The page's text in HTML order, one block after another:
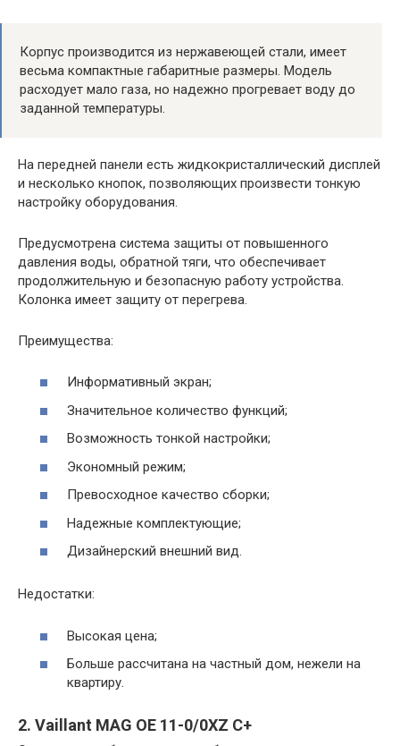
Корпус производится из нержавеющей стали, имеет
весьма компактные габаритные размеры. Модель
расходует мало газа, но надежно прогревает воду до
заданной температуры.
На передней панели есть жидкокристаллический дисплей
и несколько кнопок, позволяющих произвести тонкую
настройку оборудования.
Предусмотрена система защиты от повышенного
давления воды, обратной тяги, что обеспечивает
продолжительную и безопасную работу устройства.
Колонка имеет защиту от перегрева.
Преимущества:
Информативный экран;
Значительное количество функций;
Возможность тонкой настройки;
Экономный режим;
Превосходное качество сборки;
Надежные комплектующие;
Дизайнерский внешний вид.
Недостатки:
Высокая цена;
Больше рассчитана на частный дом, нежели на
квартиру.
2. Vaillant MAG OE 11-0/0XZ C+